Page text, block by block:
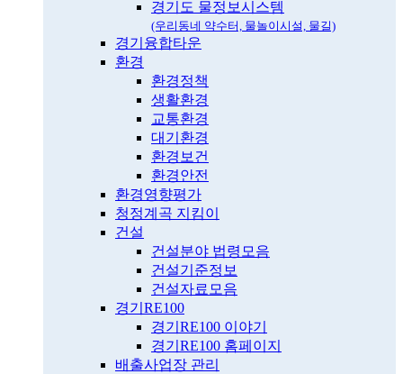
경기도 물정보시스템
(우리동네 약수터, 물놀이시설, 물길)
경기융합타운
환경
환경정책
생활환경
교통환경
대기환경
환경보건
환경안전
환경영향평가
청정계곡 지킴이
건설
건설분야 법령모음
건설기준정보
건설자료모음
경기RE100
경기RE100 이야기
경기RE100 홈페이지
배출사업장 관리